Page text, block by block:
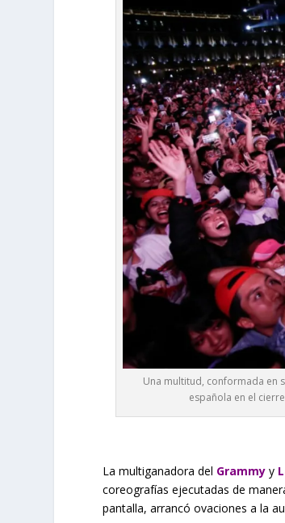
Una multitud, conformada en
española en el
La multiganadora del Grammy y
coreografías ejecutadas de
pantalla, arrancó ovaciones a la